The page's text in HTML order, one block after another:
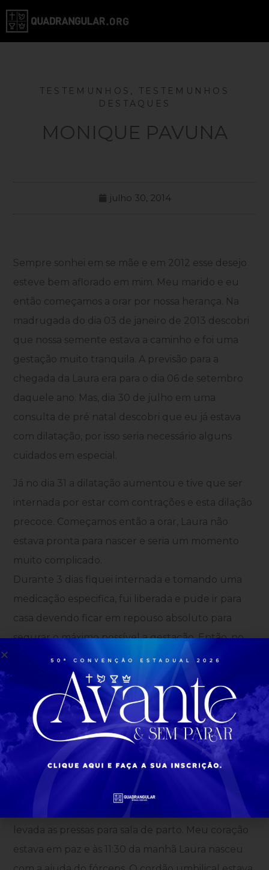
TESTEMUNHOS , TESTEMUNHOS
DESTAQUES
MONIQUE PAVUNA
julho 30, 2014
Sempre sonhei em se mãe e em 2012 esse desejo
esteve bem aflorado em mim. Meu marido e eu
então começamos a orar por nossa herança. Na
madrugada do dia 03 de janeiro de 2013 descobri
que nossa semente estava a caminho e foi uma
gestação muito tranquila. A previsão para a
chegada da Laura era para o dia 06 de setembro
daquele ano. Mas, dia 30 de julho em uma
consulta de pré natal descobri que eu já estava
com dilatação, por isso seria necessário alguns
cuidados em especial.
Já no dia 31 a dilatação aumentou e tive que ser
internada por estar com contrações e esta dilação
precoce. Começamos então a orar, Laura não
estava pronta para nascer e seria um momento
muito complicado.
Durante 3 dias fiquei internada e tomando uma
medicação especifica, fui liberada e pude ir para
casa devendo ficar em repouso absoluto para
segurar o máximo possível a gestação. Então, no
dia 10 de agosto às 07 da manhã minha bolsa
rompeu e eu fui para maternidade, Laura estava
chegando.
O parto seria normal só que após ser anestesiada
não conseguimos mais ouvir o coração da Laura. E
nesse momento orei ao Senhor e disse a Ele que
Laura era dEle assim como minha vida e que Ele
nos ajudasse e guiasse a equipe médica.
levada as pressas para sala de parto. Meu coração
estava em paz e às 11:30 da manhã Laura nasceu